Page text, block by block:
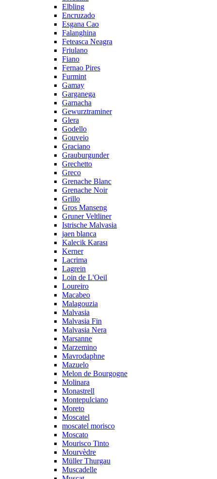
Elbling
Encruzado
Esgana Cao
Falanghina
Feteasca Neagra
Friulano
Fiano
Fernao Pires
Furmint
Gamay
Garganega
Garnacha
Gewurztraminer
Glera
Godello
Gouveio
Graciano
Grauburgunder
Grechetto
Greco
Grenache Blanc
Grenache Noir
Grillo
Gros Manseng
Gruner Veltliner
Istrische Malvasia
jaen blanca
Kalecik Karası
Kerner
Lacrima
Lagrein
Loin de L'Oeil
Loureiro
Macabeo
Malagouzia
Malvasia
Malvasia Fin
Malvasia Nera
Marsanne
Marzemino
Mavrodaphne
Mazuelo
Melon de Bourgogne
Molinara
Monastrell
Montepulciano
Moreto
Moscatel
moscatel morisco
Moscato
Mourisco Tinto
Mourvèdre
Müller Thurgau
Muscadelle